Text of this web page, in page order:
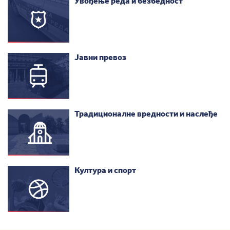
Јавни превоз
Традиционалне вредности и наслеђе
Култура и спорт